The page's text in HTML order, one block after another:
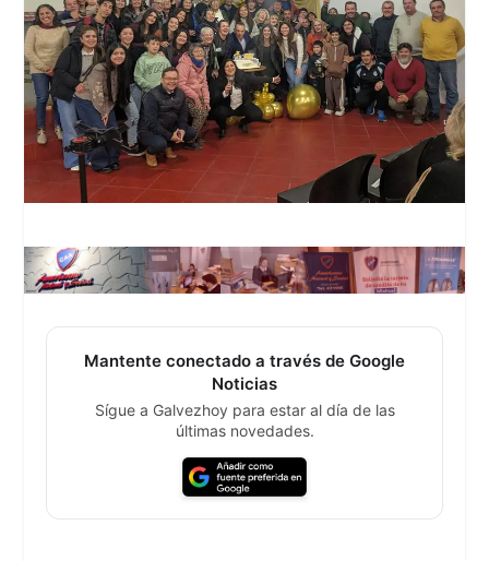
Mantente conectado a través de Google
Noticias
Sígue a Galvezhoy para estar al día de las
últimas novedades.